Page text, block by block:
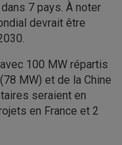
7 pays. À noter
devrait être
100 MW répartis
MW) et de la Chine
seraient en
en France et 2